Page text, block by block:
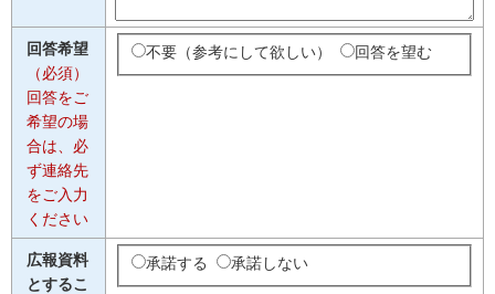
回答希望
（必須）
回答をご
希望の場
合は、必
ず連絡先
をご入力
ください
不要（参考にして欲しい） 回答を望む
広報資料
とするこ
承諾する 承諾しない